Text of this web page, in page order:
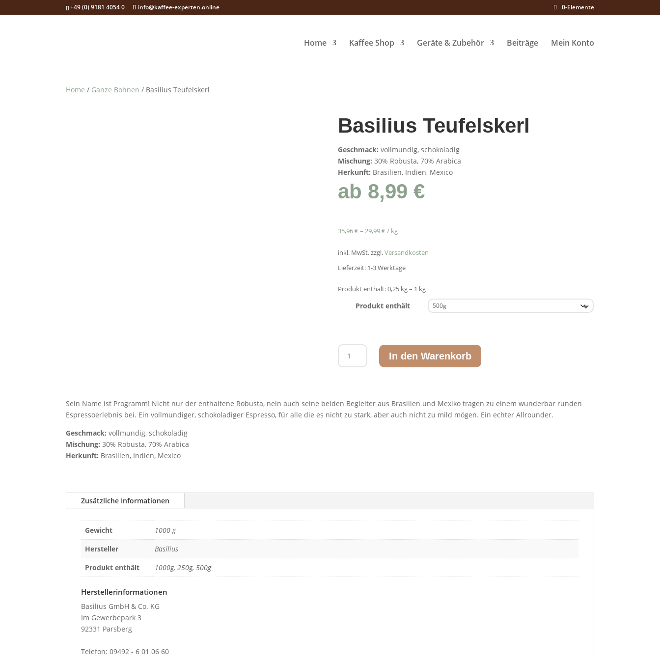
+49 (0) 9181 4054 0 info@kaffee-experten.online 0-Elemente
Home Kaffee Shop Gerä­te & Zubehör Bei­trä­ge Mein Kon­to
Home / Ganze Bohnen / Basi­li­us Teufelskerl
Basi­li­us Teufelskerl
Geschmack:vollmundig, schokoladig
Mischung: 30% Robusta, 70% Arabica
Herkunft: Brasilien, Indien, Mexico
ab 8,99€
35,96€ –29,99€ / kg
inkl. MwSt.zzgl.Versandkosten
Lieferzeit: 1-3 Werktage
Produkt enthält: 0,25 kg– 1 kg
Produkt enthält
Basilius
Teufelskerl
In den Warenkorb
Sein Name ist Pro­gramm! Nicht nur der ent­hal­te­ne Robus­ta, nein auch sei­ne bei­den Beglei­ter aus Bra­si­li­en und Mexi­ko tra­gen zu einem wun­der­bar run­den
Espresso­er­leb­nis bei. Ein voll­mun­di­ger, scho­ko­la­di­ger Espres­so, für alle die es nicht zu stark, aber auch nicht zu mild mögen. Ein ech­ter Allrounder.
Geschmack:voll­mun­dig, schokoladig
Mischung: 30% Robus­ta, 70% Arabica
Her­kunft: Bra­si­li­en, Indi­en, Mexico
Zusätzliche Informationen
Gewicht
1000 g
Hersteller
Basilius
Produkt enthält
1000g, 250g, 500g
Herstellerinformationen
Basilius GmbH & Co. KG
Im Gewerbepark 3
92331 Parsberg
Telefon: 09492 - 6 01 06 60